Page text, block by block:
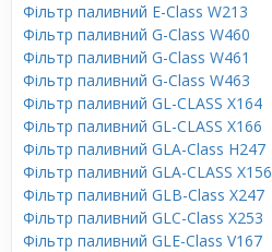
Фільтр паливний E-Class W213
Фільтр паливний G-Class W460
Фільтр паливний G-Class W461
Фільтр паливний G-Class W463
Фільтр паливний GL-CLASS X164
Фільтр паливний GL-CLASS X166
Фільтр паливний GLA-Class H247
Фільтр паливний GLA-CLASS X156
Фільтр паливний GLB-Class X247
Фільтр паливний GLC-Class X253
Фільтр паливний GLE-Class V167